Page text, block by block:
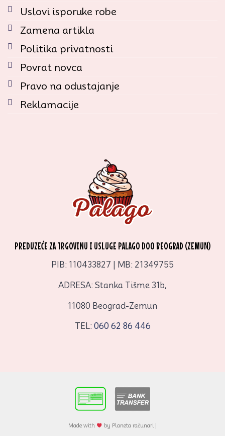
Uslovi isporuke robe
Zamena artikla
Politika privatnosti
Povrat novca
Pravo na odustajanje
Reklamacije
PREDUZEĆE ZA TRGOVINU I USLUGE PALAGO DOO BEOGRAD (ZEMUN)
PIB: 110433827 | MB: 21349755
ADRESA: Stanka Tišme 31b,
11080 Beograd-Zemun
TEL: 060 62 86 446
Made with by Planeta računari |